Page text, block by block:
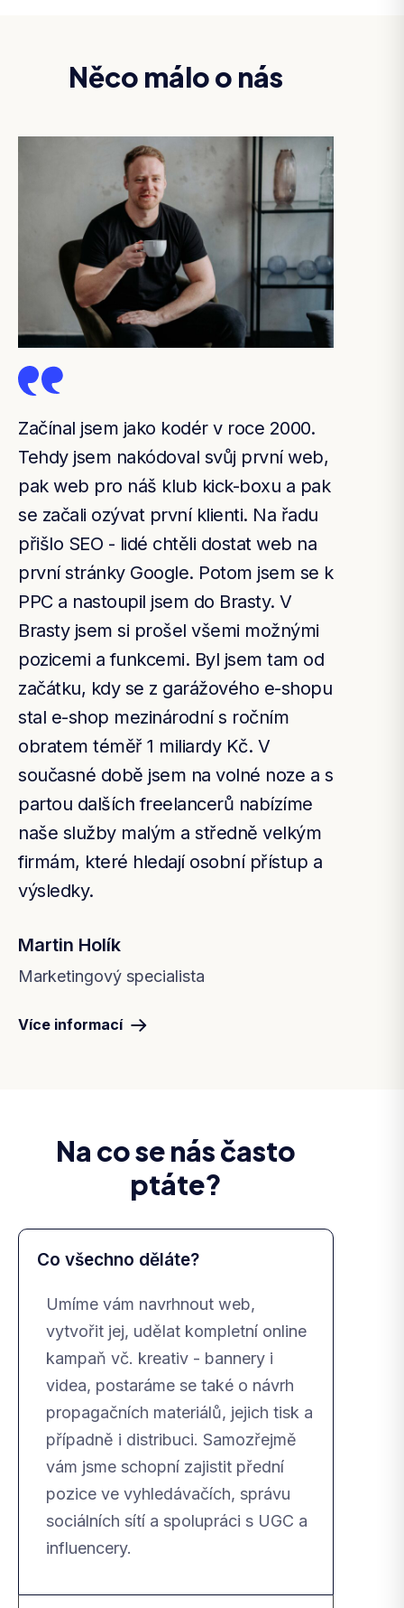
Něco málo o nás
Začínal jsem jako kodér v roce 2000.
Tehdy jsem nakódoval svůj první web,
pak web pro náš klub kick-boxu a pak
se začali ozývat první klienti. Na řadu
přišlo SEO - lidé chtěli dostat web na
první stránky Google. Potom jsem se k
PPC a nastoupil jsem do Brasty. V
Brasty jsem si prošel všemi možnými
pozicemi a funkcemi. Byl jsem tam od
začátku, kdy se z garážového e-shopu
stal e-shop mezinárodní s ročním
obratem téměř 1 miliardy Kč. V
současné době jsem na volné noze a s
partou dalších freelancerů nabízíme
naše služby malým a středně velkým
firmám, které hledají osobní přístup a
výsledky.
Martin Holík
Marketingový specialista
Více informací
Na co se nás často
ptáte?
Co všechno děláte?
Umíme vám navrhnout web,
vytvořit jej, udělat kompletní online
kampaň vč. kreativ - bannery i
videa, postaráme se také o návrh
propagačních materiálů, jejich tisk a
případně i distribuci. Samozřejmě
vám jsme schopní zajistit přední
pozice ve vyhledávačích, správu
sociálních sítí a spolupráci s UGC a
influencery.